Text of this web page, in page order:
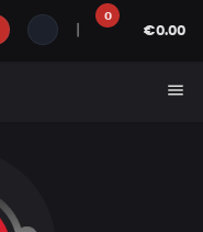
0
€0.00
menu